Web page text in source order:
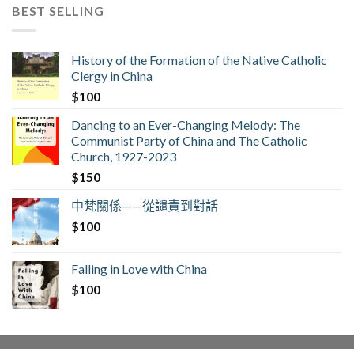
BEST SELLING
History of the Formation of the Native Catholic
Clergy in China
$100
Dancing to an Ever-Changing Melody: The
Communist Party of China and The Catholic
Church, 1927-2023
$150
中梵關係——從譴責到對話
$100
Falling in Love with China
$100